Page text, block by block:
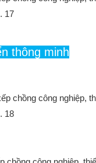
thông minh